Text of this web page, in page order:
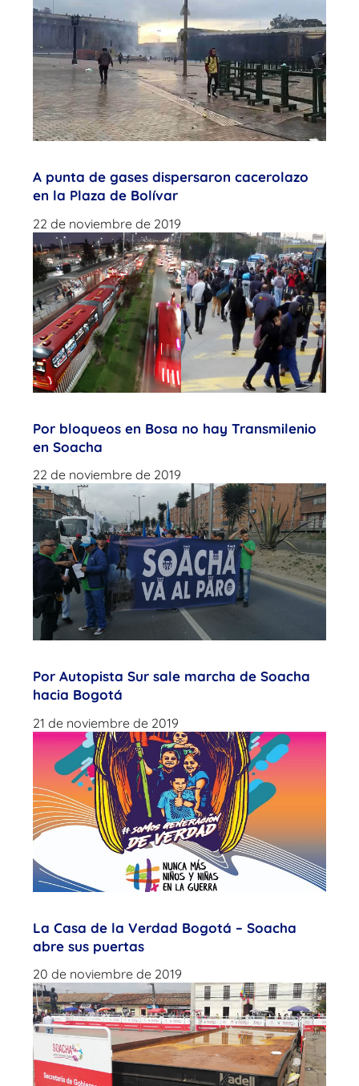
A punta de gases dispersaron cacerolazo
en la Plaza de Bolívar
22 de noviembre de 2019
Por bloqueos en Bosa no hay Transmilenio
en Soacha
22 de noviembre de 2019
Por Autopista Sur sale marcha de Soacha
hacia Bogotá
21 de noviembre de 2019
La Casa de la Verdad Bogotá – Soacha
abre sus puertas
20 de noviembre de 2019